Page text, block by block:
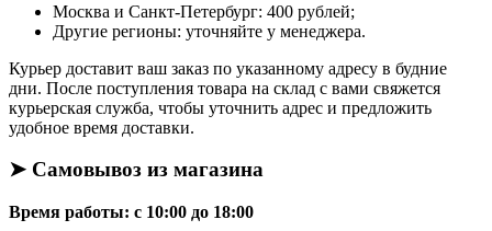
Москва и Санкт-Петербург: 400 рублей;
Другие регионы: уточняйте у менеджера.
Курьер доставит ваш заказ по указанному адресу в будние
дни. После поступления товара на склад с вами свяжется
курьерская служба, чтобы уточнить адрес и предложить
удобное время доставки.
➤ Самовывоз из магазина
Время работы: с 10:00 до 18:00